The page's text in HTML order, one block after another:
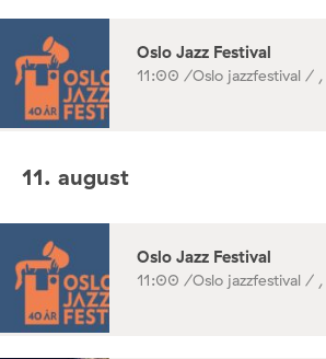
Oslo Jazz Festival
11:00 /Oslo jazzfestival / ,
11. august
Oslo Jazz Festival
11:00 /Oslo jazzfestival / ,